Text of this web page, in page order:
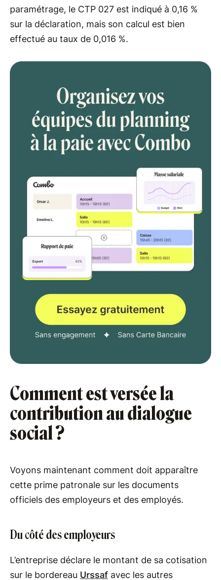
paramétrage, le CTP 027 est indiqué à 0,16 %
sur la déclaration, mais son calcul est bien
effectué au taux de 0,016 %.
Comment est versée la
contribution au dialogue
social ?
Voyons maintenant comment doit apparaître
cette prime patronale sur les documents
officiels des employeurs et des employés.
Du côté des employeurs
L’entreprise déclare le montant de sa cotisation
sur le bordereau Urssaf avec les autres